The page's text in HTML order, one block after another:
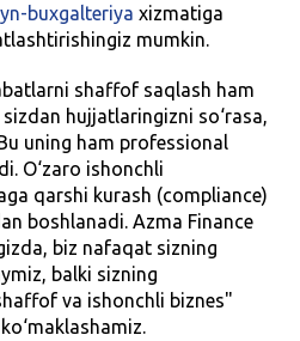
buxgalteriya xizmatiga
mumkin.
shaffof saqlash ham
hujjatlaringizni so‘rasa,
uning ham professional
O‘zaro ishonchli
qarshi kurash (compliance)
boshlanadi. Azma Finance
biz nafaqat sizning
balki sizning
va ishonchli biznes"